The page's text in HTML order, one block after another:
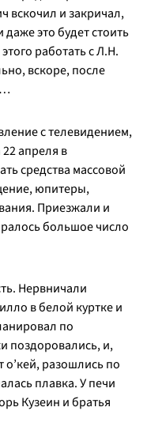
вскочил и закричал,
это будет стоить
работать с Л.Н.
вскоре, после
с телевидением,
апреля в
средства массовой
юпитеры,
Приезжали и
большое число
Нервничали
в белой куртке и
по
поздоровались, и,
о’кей, разошлись по
плавка. У печи
Кузеин и братья